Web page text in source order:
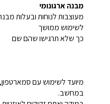
מבנה ארגונומי
מעוצבות לנוחות ובעלות
לשימוש ממושך
כך שלא תרגישו שהם שם
מיועד לשימוש עם
במחשב.